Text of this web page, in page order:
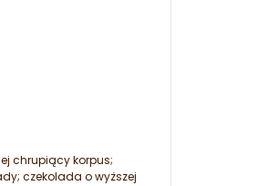
chrupiący korpus;
czekolada o wyższej